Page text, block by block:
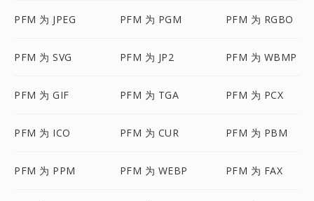
PFM 为 JPEG PFM 为 PGM PFM 为 RGBO
PFM 为 SVG PFM 为 JP2 PFM 为 WBMP
PFM 为 GIF PFM 为 TGA PFM 为 PCX
PFM 为 ICO PFM 为 CUR PFM 为 PBM
PFM 为 PPM PFM 为 WEBP PFM 为 FAX